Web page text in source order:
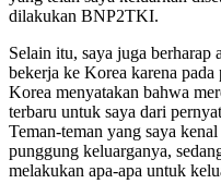
dilakukan BNP2TKI.
Selain itu, saya juga berharap
bekerja ke Korea karena pada
Korea menyatakan bahwa
terbaru untuk saya dari
Teman-teman yang saya
punggung keluarganya,
melakukan apa-apa untuk